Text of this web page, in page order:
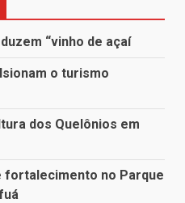
“vinho de açaí
o turismo
dos Quelônios em
fortalecimento no Parque